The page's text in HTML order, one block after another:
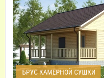
БРУС КАМЕРНОЙ СУШКИ